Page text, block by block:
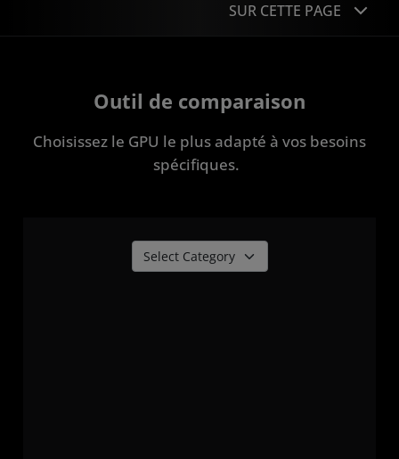
SUR CETTE PAGE
Acheter une carte graphique
Expérience
Outil de comparaison
Choisissez le GPU le plus adapté à vos besoins
spécifiques.